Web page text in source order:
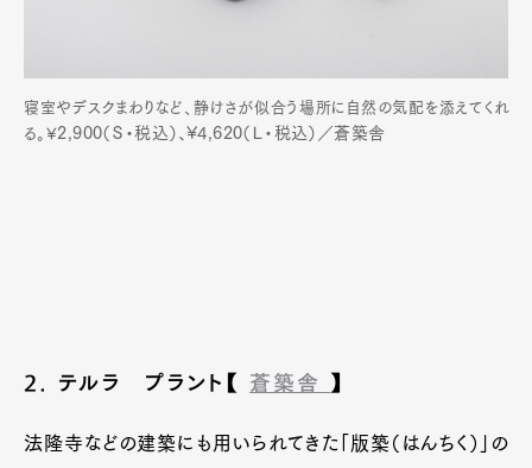
寝室やデスクまわりなど、静けさが似合う場所に自然の気配を添えてくれ
る。¥2,900（Ｓ・税込）、¥4,620（Ｌ・税込）／蒼築舎
2. テルラ プラント【 蒼築舎 】
法隆寺などの建築にも用いられてきた「版築（はんちく）」の